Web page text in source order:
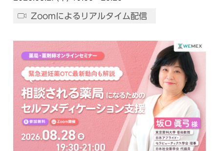
Zoomによるリアルタイム配信